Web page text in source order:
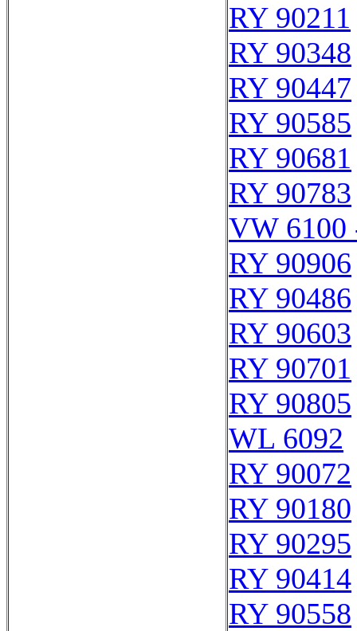
RY 90211
RY 90348
RY 90447
RY 90585
RY 90681
RY 90783
VW 6100
RY 90906
RY 90486
RY 90603
RY 90701
RY 90805
WL 6092
RY 90072
RY 90180
RY 90295
RY 90414
RY 90558